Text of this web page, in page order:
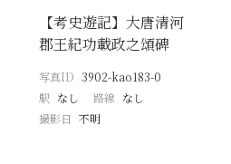
【考史遊記】大唐清河
郡王紀功載政之頌碑
写真ID 3902-kao183-0
駅 なし 路線 なし
撮影日 不明